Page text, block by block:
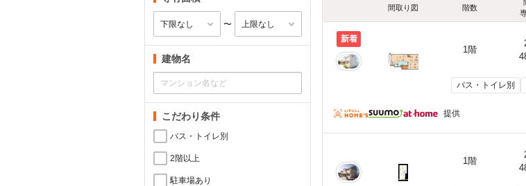
〜
建物名
こだわり条件
バス・トイレ別
2階以上
駐車場あり
間取り図 階数
新着
1階
バス・トイレ別
提供
1階